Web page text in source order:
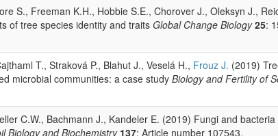
S., Freeman K.H., Hobbie S.E., Chorover J., Oleksyn J.,
of tree species identity and traits Global Change Biology 25:
T., Straková P., Blahut J., Veselá H., Frouz J. (2019)
microbial communities: a case study Biology and Fertility of
C.W., Bachmann J., Kandeler E. (2019) Fungi and
Biology and Biochemistry 137: Article number 107543.